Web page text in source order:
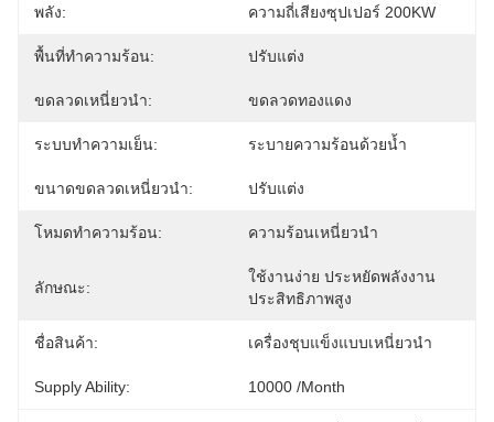
พลัง: ความถี่เสียงซุปเปอร์ 200KW
พื้นที่ทำความร้อน: ปรับแต่ง
ขดลวดเหนี่ยวนำ: ขดลวดทองแดง
ระบบทำความเย็น: ระบายความร้อนด้วยน้ำ
ขนาดขดลวดเหนี่ยวนำ: ปรับแต่ง
โหมดทำความร้อน: ความร้อนเหนี่ยวนำ
ลักษณะ:
ใช้งานง่าย ประหยัดพลังงาน
ประสิทธิภาพสูง
ชื่อสินค้า: เครื่องชุบแข็งแบบเหนี่ยวนำ
Supply Ability: 10000 /month